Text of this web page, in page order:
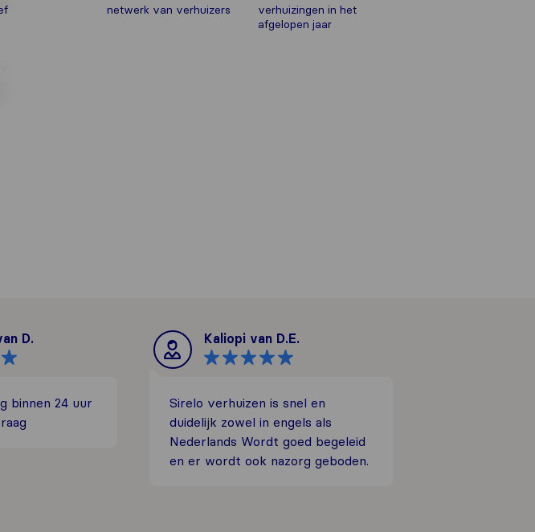
netwerk van verhuizers
verhuizingen in het
afgelopen jaar
D.
binnen 24 uur
Kaliopi van D.E.
Sirelo verhuizen is snel en
duidelijk zowel in engels als
Nederlands Wordt goed begeleid
en er wordt ook nazorg geboden.